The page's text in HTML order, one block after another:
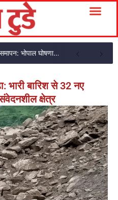
14 देशों की मौजूदगी में ब्रिक्स बैठक का समापन: भोपाल घोषणा पत्र अपनाया
भारी बारिश से 32 नए
क्षेत्र